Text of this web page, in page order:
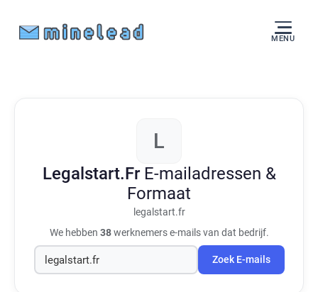
MENU
L
Legalstart.Fr E-mailadressen &
Formaat
legalstart.fr
We hebben 38werknemers e-mails van dat bedrijf.
Zoek E-mails